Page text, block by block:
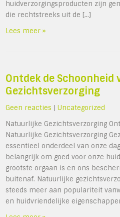
huidverzorgingsproducten zijn
die rechtstreeks uit de […]
Lees meer »
Ontdek de
Gezichtsverzorging
Geen reacties |Uncategorized
Natuurlijke Gezichtsverzorging
Natuurlijke Gezichtsverzorging
essentieel onderdeel van onze
belangrijk om goed voor onze
grootste orgaan is en ons
buitenaf. Natuurlijke
steeds meer aan populariteit
en huidvriendelijke